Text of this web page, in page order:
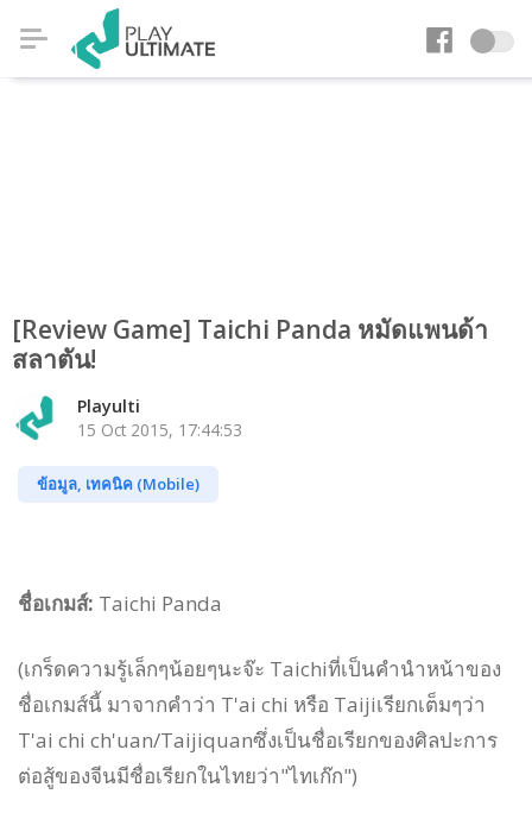
[Review Game] Taichi Panda หมัดแพนด้า
สลาตัน!
Playulti
15 Oct 2015, 17:44:53
ข้อมูล, เทคนิค (Mobile)
ชื่อเกมส์: Taichi Panda
(เกร็ดความรู้เล็กๆน้อยๆนะจ๊ะ Taichiที่เป็นคำนำหน้าของ
ชื่อเกมส์นี้ มาจากคำว่า T'ai chi หรือ Taijiเรียกเต็มๆว่า
T'ai chi ch'uan/Taijiquanซึ่งเป็นชื่อเรียกของศิลปะการ
ต่อสู้ของจีนมีชื่อเรียกในไทยว่า"ไทเก๊ก")